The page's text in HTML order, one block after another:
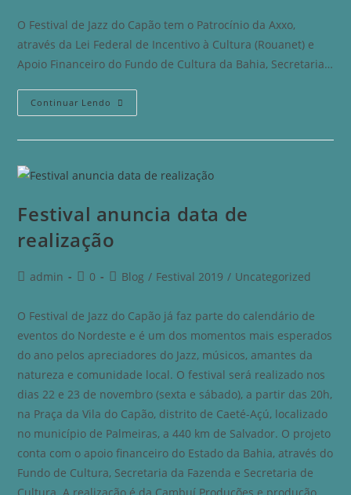
O Festival de Jazz do Capão tem o Patrocínio da Axxo,
através da Lei Federal de Incentivo à Cultura (Rouanet) e
Apoio Financeiro do Fundo de Cultura da Bahia, Secretaria…
Continuar Lendo
Festival anuncia data de
realização
admin 0 Blog / Festival 2019 / Uncategorized
O Festival de Jazz do Capão já faz parte do calendário de
eventos do Nordeste e é um dos momentos mais esperados
do ano pelos apreciadores do Jazz, músicos, amantes da
natureza e comunidade local. O festival será realizado nos
dias 22 e 23 de novembro (sexta e sábado), a partir das 20h,
na Praça da Vila do Capão, distrito de Caeté-Açú, localizado
no município de Palmeiras, a 440 km de Salvador. O projeto
conta com o apoio financeiro do Estado da Bahia, através do
Fundo de Cultura, Secretaria da Fazenda e Secretaria de